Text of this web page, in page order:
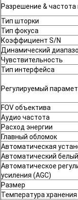
Разрешение & частота
Тип шторки
Тип фокуса
Коэффициент S/N
Динамический
Чувствительность
Тип интерфейса
Регулируемый
FOV объектива
Аудио частота
Расход энергии
Главный обломок
Автоматическая
Автоматический
Автоматическое
усиления (AGC)
Размер
Температура хранения